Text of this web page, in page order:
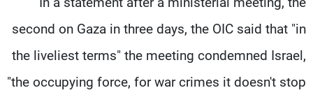
second on Gaza in three days, the OIC said that "in
the liveliest terms" the meeting condemned Israel,
"the occupying force, for war crimes it doesn't stop